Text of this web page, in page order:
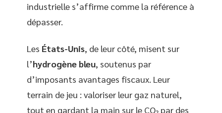
industrielle s’affirme comme la référence à
dépasser.
Les États-Unis, de leur côté, misent sur
l’hydrogène bleu, soutenus par
d’imposants avantages fiscaux. Leur
terrain de jeu : valoriser leur gaz naturel,
tout en gardant la main sur le CO₂ par des